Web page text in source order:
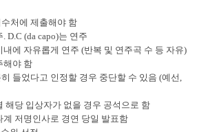
처에 제출해야 함
. D.C (da capo)는 연주
내에 자유롭게 연주 (반복 및 연주곡 수 등 자유)
해야 함
들었다고 인정할 경우 중단할 수 있음 (예선,
해당 입상자가 없을 경우 공석으로 함
계 저명인사로 경연 당일 발표함